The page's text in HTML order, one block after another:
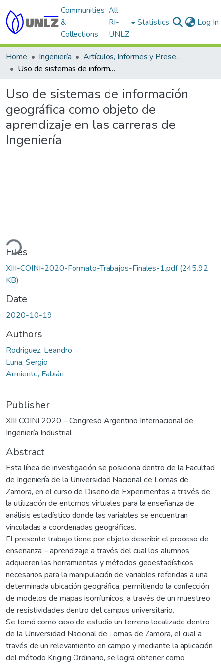
Communities
&
Collections
All
RI-
UNLZ
Statistics Log In
Home Ingeniería
Artículos, Informes y Presentaciones en Congresos
Uso de sistemas de información geográfica como objeto de aprendizaje en las carreras de Ingeniería
Uso de sistemas de información
geográfica como objeto de
aprendizaje en las carreras de
Ingeniería
Files
XIII-COINI-2020-Formato-Trabajos-Finales-1.pdf(245.92
KB)
Date
2020-10-19
Authors
Rodriguez, Leandro
Luna, Sergio
Armiento, Fabián
Publisher
XIII COINI 2020 – Congreso Argentino Internacional de
Ingeniería Industrial
Abstract
Esta línea de investigación se posiciona dentro de la Facultad
de Ingeniería de la Universidad Nacional de Lomas de
Zamora, en el curso de Diseño de Experimentos a través de
la utilización de entornos virtuales para la enseñanza de
análisis estadístico donde las variables se encuentran
vinculadas a coordenadas geográficas.
El presente trabajo tiene por objeto describir el proceso de
enseñanza – aprendizaje a través del cual los alumnos
adquieren las herramientas y métodos geoestadísticos
necesarios para la manipulación de variables referidas a una
determinada ubicación geográfica, permitiendo la confección
de modelos de mapas isorrítmicos, a través de un muestreo
de resistividades dentro del campus universitario.
Se tomó como caso de estudio un terreno localizado dentro
de la Universidad Nacional de Lomas de Zamora, el cual a
través de un relevamiento en campo y mediante la aplicación
del método Kriging Ordinario, se logra obtener como